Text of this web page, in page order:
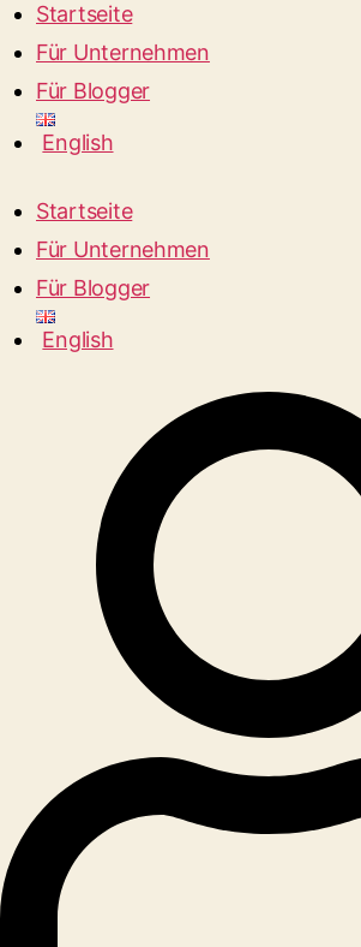
Startseite
Für Unternehmen
Für Blogger
English
Startseite
Für Unternehmen
Für Blogger
English